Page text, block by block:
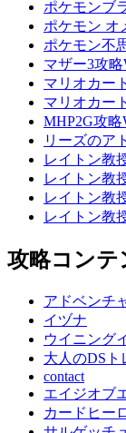
ポケモンブ
ポケモン オ
ポケモン不
マザー3攻略
マリオカー
マリオカー
MHP2G攻略
リーズのア
レイトン教
レイトン教
レイトン教
レイトン教
攻略コンテ
アドベンチ
イヅナ
ウイニング
大人のDSト
contact
エイジオブ
カードヒー